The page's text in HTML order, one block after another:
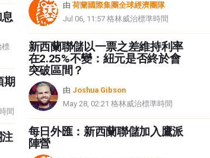
標
期
間
由 荷蘭國際集團全球經濟團隊
Jul 06, 11:57 格林威治標準時間
新西蘭聯儲以一票之差維持利率
在2.25%不變：紐元是否終於會
突破區間？
由 Joshua Gibson
May 28, 02:21 格林威治標準時間
每日外匯：新西蘭聯儲加入鷹派
陣營